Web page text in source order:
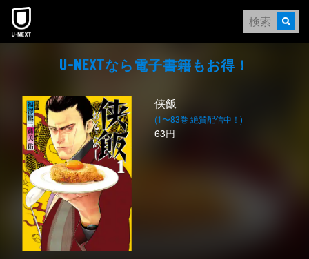
本文へスキップ
U-NEXTなら電⼦書籍もお得！
侠飯
(1〜83巻 絶賛配信中！)
63円